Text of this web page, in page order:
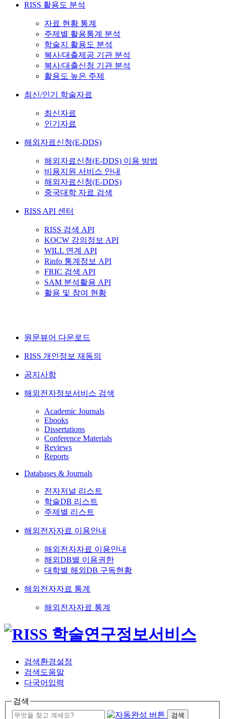
RISS 활용도 분석
자료 현황 통계
주제별 활용통계 분석
학술지 활용도 분석
복사/대출제공 기관 분석
복사/대출신청 기관 분석
활용도 높은 주제
최신/인기 학술자료
최신자료
인기자료
해외자료신청(E-DDS)
해외자료신청(E-DDS) 이용 방법
비용지원 서비스 안내
해외자료신청(E-DDS)
중국대학 자료 검색
RISS API 센터
RISS 검색 API
KOCW 강의정보 API
WILL 연계 API
Rinfo 통계정보 API
FRIC 검색 API
SAM 분석활용 API
활용 및 참여 현황
원문뷰어 다운로드
RISS 개인정보 재동의
공지사항
해외전자정보서비스 검색
Academic Journals
Ebooks
Dissertations
Conference Materials
Reviews
Reports
Databases & Journals
전자저널 리스트
학술DB 리스트
주제별 리스트
해외전자자료 이용안내
해외전자자료 이용안내
해외DB별 이용권한
대학별 해외DB 구독현황
해외전자자료 통계
해외전자자료 통계
검색환경설정
검색도움말
다국어입력
검색
검색